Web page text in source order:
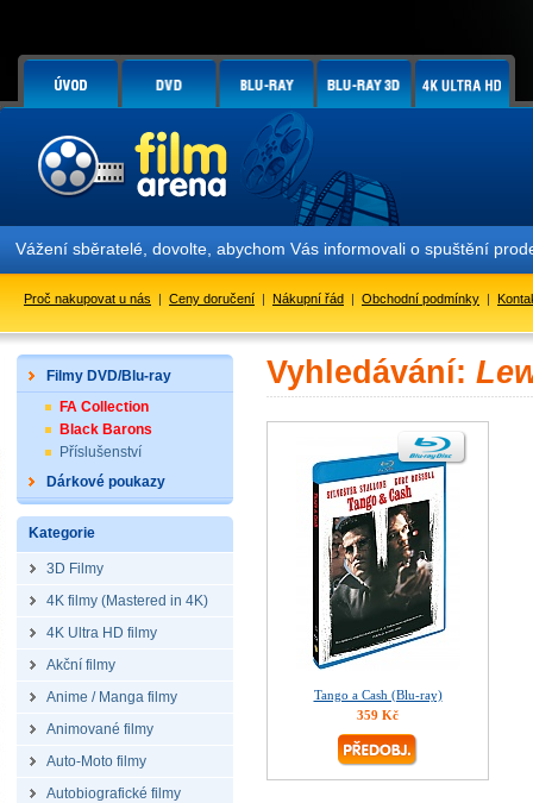
Vážení sběratelé, dovolte, abychom Vás informovali o spuštění
Proč nakupovat u nás | Ceny doručení | Nákupní řád | Obchodní podmínky |
Filmy DVD/Blu-ray
FA Collection
Black Barons
Příslušenství
Dárkové poukazy
Kategorie
3D Filmy
4K filmy (Mastered in 4K)
4K Ultra HD filmy
Akční filmy
Anime / Manga filmy
Animované filmy
Auto-Moto filmy
Autobiografické filmy
Vyhledávání:
Tango a Cash (Blu-ray)
359 Kč